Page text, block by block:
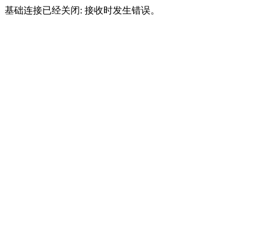
基础连接已经关闭: 接收时发生错误。